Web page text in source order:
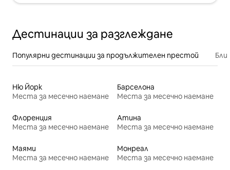
Дестинации за разглеждане
Популярни дестинации за продължителен престой
Ню Йорк
Места за месечно наемане
Барселона
Места за месечно наемане
Флоренция
Места за месечно наемане
Атина
Места за месечно наемане
Маями
Места за месечно наемане
Монреал
Места за месечно наемане